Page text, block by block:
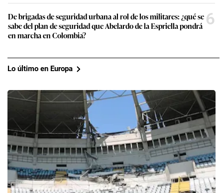
De brigadas de seguridad urbana al rol de los militares: ¿qué se
sabe del plan de seguridad que Abelardo de la Espriella pondrá
en marcha en Colombia?
6
Lo último en Europa